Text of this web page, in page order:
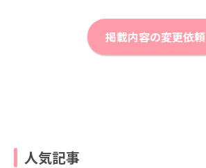
掲載内容の変更依頼
人気記事